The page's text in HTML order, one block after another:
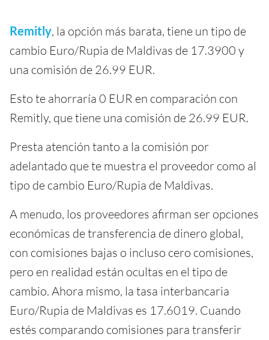
Remitly, la opción más barata, tiene un tipo de
cambio Euro/Rupia de Maldivas de 17.3900 y
una comisión de 26.99 EUR.
Esto te ahorraría 0 EUR en comparación con
Remitly, que tiene una comisión de 26.99 EUR.
Presta atención tanto a la comisión por
adelantado que te muestra el proveedor como al
tipo de cambio Euro/Rupia de Maldivas.
A menudo, los proveedores afirman ser opciones
económicas de transferencia de dinero global,
con comisiones bajas o incluso cero comisiones,
pero en realidad están ocultas en el tipo de
cambio. Ahora mismo, la tasa interbancaria
Euro/Rupia de Maldivas es 17.6019. Cuando
estés comparando comisiones para transferir